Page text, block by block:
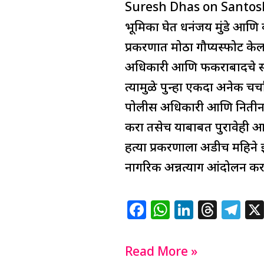
c
e
b
o
o
k
at
s
A
p
p
k
e
dI
n
re
a
d
s
e
g
ra
m
Suresh Dhas on
भूमिका घेत धनंजय मुंडे आणि
प्रकरणात मोठा गौप्यस्फोट
अधिकारी आणि फकराबादचे
त्यामुळे पुन्हा एकदा अनेक
पोलीस अधिकारी आणि
करा तसेच याबाबत पुरावेही
हत्या प्रकरणाला अडीच
नागरिक अन्नत्याग आंदोलन
F
c
W
at
Li
k
T T
अधिकारीने
मदत
केली
सुरेश
धसांचा
गौप्यस्फोट
Read More »